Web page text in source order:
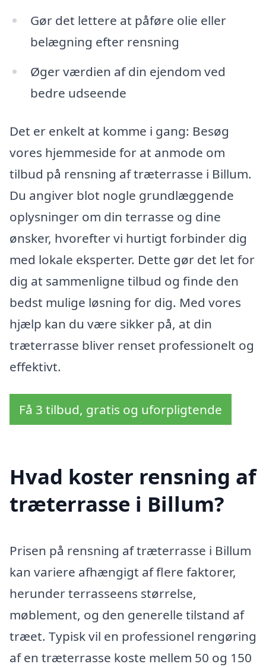
Gør det lettere at påføre olie eller
belægning efter rensning
Øger værdien af din ejendom ved
bedre udseende
Det er enkelt at komme i gang: Besøg
vores hjemmeside for at anmode om
tilbud på rensning af træterrasse i Billum.
Du angiver blot nogle grundlæggende
oplysninger om din terrasse og dine
ønsker, hvorefter vi hurtigt forbinder dig
med lokale eksperter. Dette gør det let for
dig at sammenligne tilbud og finde den
bedst mulige løsning for dig. Med vores
hjælp kan du være sikker på, at din
træterrasse bliver renset professionelt og
effektivt.
Få 3 tilbud, gratis og uforpligtende
Hvad koster rensning af
træterrasse i Billum?
Prisen på rensning af træterrasse i Billum
kan variere afhængigt af flere faktorer,
herunder terrasseens størrelse,
møblement, og den generelle tilstand af
træet. Typisk vil en professionel rengøring
af en træterrasse koste mellem 50 og 150